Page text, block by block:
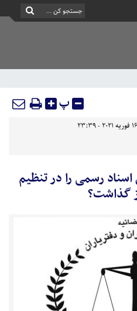
پ
16 فوریه 2021 - 23:39
رسمی را در تنظیم
گذاشت؟